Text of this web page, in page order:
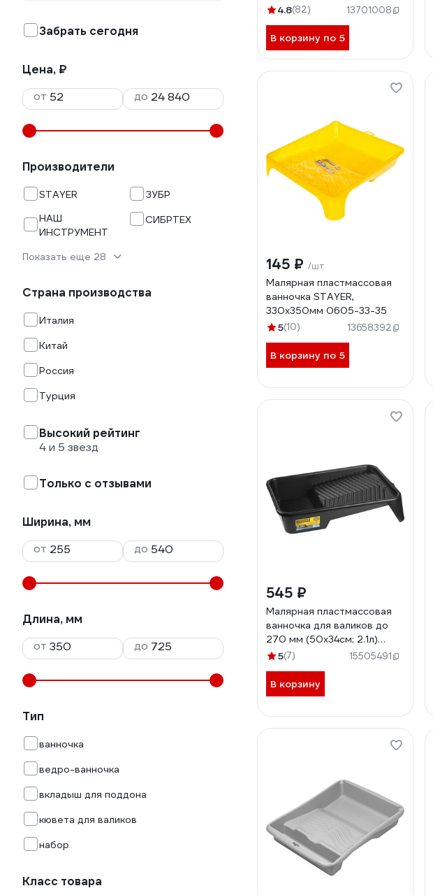
Забрать сегодня
Цена, ₽
от
до
Производители
STAYER
ЗУБР
НАШ
ИНСТРУМЕНТ
СИБРТЕХ
Показать еще 28
Страна производства
Италия
Китай
Россия
Турция
Высокий рейтинг
4 и 5 звезд
Только с отзывами
Ширина, мм
от
до
Длина, мм
от
до
Тип
ванночка
ведро-ванночка
вкладыш для поддона
кювета для валиков
набор
Класс товара
4.8(82) 13701008
В корзину по 5
145 ₽ /шт
Малярная пластмассовая
ванночка STAYER,
330х350мм 0605-33-35
5(10) 13658392
В корзину по 5
545 ₽
Малярная пластмассовая
ванночка для валиков до
270 мм (50х34см; 2.1л)
STAYER PROFI 06051-50-
5(7) 15505491
В корзину